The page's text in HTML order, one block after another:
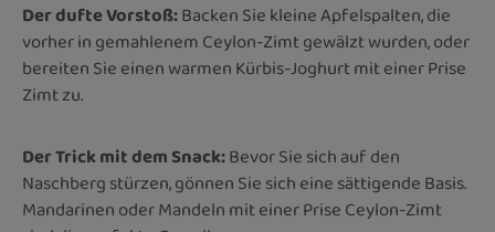
Der dufte Vorstoß:Backen Sie kleine Apfelspalten, die
vorher in gemahlenem Ceylon-Zimt gewälzt wurden, oder
bereiten Sie einen warmen Kürbis-Joghurt mit einer Prise
Zimt zu.
Der Trick mit dem Snack:Bevor Sie sich auf den
Naschberg stürzen, gönnen Sie sich eine sättigende Basis.
Mandarinen oder Mandeln mit einer Prise Ceylon-Zimt